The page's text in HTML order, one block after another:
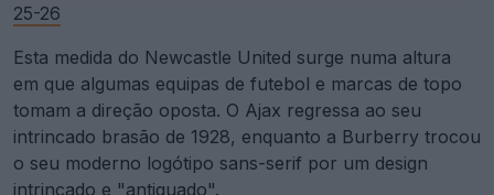
25-26
Esta medida do Newcastle United surge numa altura
em que algumas equipas de futebol e marcas de topo
tomam a direção oposta. O Ajax regressa ao seu
intrincado brasão de 1928, enquanto a Burberry trocou
o seu moderno logótipo sans-serif por um design
intrincado e "antiquado".